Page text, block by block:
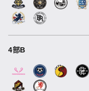
4部B